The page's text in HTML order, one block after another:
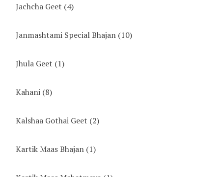
Jachcha Geet (4)
Janmashtami Special Bhajan (10)
Jhula Geet (1)
Kahani (8)
Kalshaa Gothai Geet (2)
Kartik Maas Bhajan (1)